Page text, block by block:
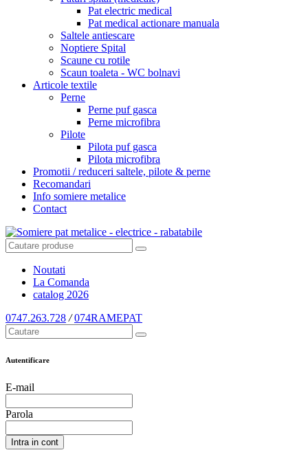
Pat electric medical
Pat medical actionare manuala
Saltele antiescare
Noptiere Spital
Scaune cu rotile
Scaun toaleta - WC bolnavi
Articole textile
Perne
Perne puf gasca
Perne microfibra
Pilote
Pilota puf gasca
Pilota microfibra
Promotii / reduceri saltele, pilote & perne
Recomandari
Info somiere metalice
Contact
Noutati
La Comanda
catalog 2026
0747.263.728 / 074RAMEPAT
Autentificare
E-mail
Parola
Intra in cont